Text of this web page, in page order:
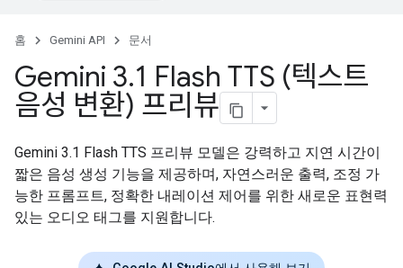
홈 Gemini API 문서
Gemini 3.1 Flash TTS (텍스트
음성 변환) 프리뷰
Gemini 3.1 Flash TTS 프리뷰 모델은 강력하고 지연 시간이
짧은 음성 생성 기능을 제공하며, 자연스러운 출력, 조정 가
능한 프롬프트, 정확한 내레이션 제어를 위한 새로운 표현력
있는 오디오 태그를 지원합니다.